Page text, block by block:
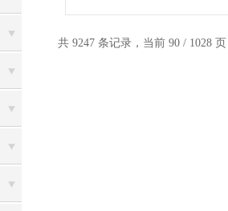
共 9247 条记录，当前 90 / 1028 页